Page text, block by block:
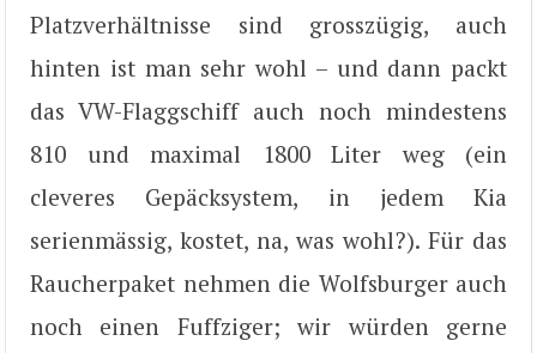
Platzverhältnisse sind grosszügig, auch
hinten ist man sehr wohl – und dann packt
das VW-Flaggschiff auch noch mindestens
810 und maximal 1800 Liter weg (ein
cleveres Gepäcksystem, in jedem Kia
serienmässig, kostet, na, was wohl?). Für das
Raucherpaket nehmen die Wolfsburger auch
noch einen Fuffziger; wir würden gerne